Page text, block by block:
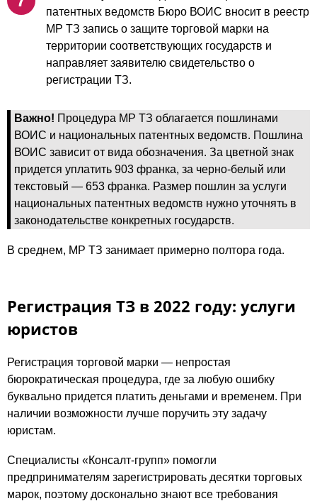
патентных ведомств Бюро ВОИС вносит в реестр
МР ТЗ запись о защите торговой марки на
территории соответствующих государств и
направляет заявителю свидетельство о
регистрации ТЗ.
Важно! Процедура МР ТЗ облагается пошлинами
ВОИС и национальных патентных ведомств. Пошлина
ВОИС зависит от вида обозначения. За цветной знак
придется уплатить 903 франка, за черно-белый или
текстовый — 653 франка. Размер пошлин за услуги
национальных патентных ведомств нужно уточнять в
законодательстве конкретных государств.
В среднем, МР ТЗ занимает примерно полтора года.
Регистрация ТЗ в 2022 году: услуги
юристов
Регистрация торговой марки — непростая
бюрократическая процедура, где за любую ошибку
буквально придется платить деньгами и временем. При
наличии возможности лучше поручить эту задачу
юристам.
Специалисты «Консалт-групп» помогли
предпринимателям зарегистрировать десятки торговых
марок, поэтому досконально знают все требования